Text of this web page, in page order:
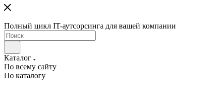
Полный цикл IT-аутсорсинга для вашей компании
Каталог
По всему сайту
По каталогу